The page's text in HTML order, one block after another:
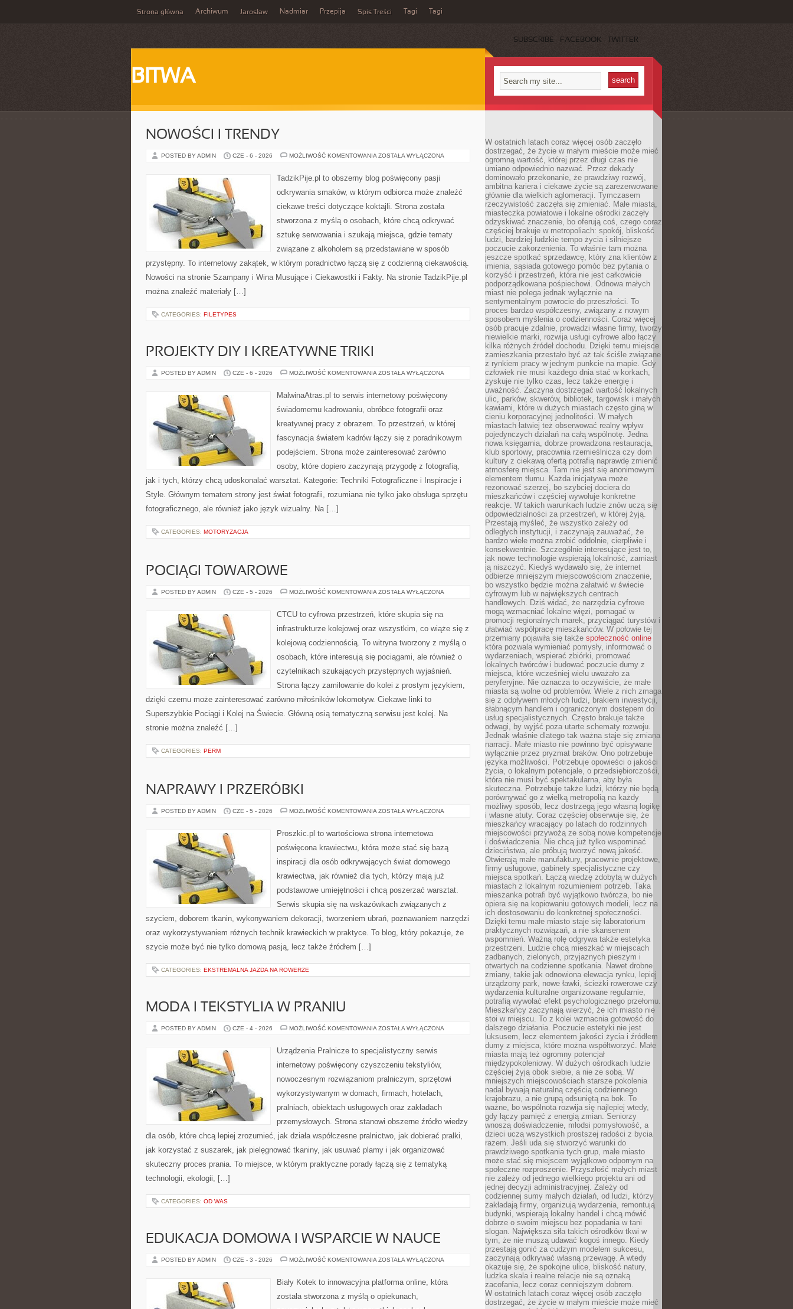
Strona główna Archiwum Jarosław Nadmiar Przepija Spis Treści Tagi Tagi
SUBSCRIBE FACEBOOK TWITTER
BITWA
NOWOŚCI I TRENDY
POSTED BY ADMIN CZE - 6 - 2026 MOŻLIWOŚĆ KOMENTOWANIA NOWOŚCI
ZOSTAŁA WYŁĄCZONA
TadzikPije.pl to obszerny blog poświęcony pasji
odkrywania smaków, w którym odbiorca może znaleźć
ciekawe treści dotyczące koktajli. Strona została
stworzona z myślą o osobach, które chcą odkrywać
sztukę serwowania i szukają miejsca, gdzie tematy
związane z alkoholem są przedstawiane w sposób
przystępny. To internetowy zakątek, w którym poradnictwo łączą się z codzienną ciekawością.
Nowości na stronie Szampany i Wina Musujące i Ciekawostki i Fakty. Na stronie TadzikPije.pl
można znaleźć materiały […]
CATEGORIES: FILETYPES
PROJEKTY DIY I KREATYWNE TRIKI
POSTED BY ADMIN CZE - 6 - 2026 MOŻLIWOŚĆ KOMENTOWANIA PROJEKTY
KREATYWNE
TRIKI
ZOSTAŁA WYŁĄCZONA
MalwinaAtras.pl to serwis internetowy poświęcony
świadomemu kadrowaniu, obróbce fotografii oraz
kreatywnej pracy z obrazem. To przestrzeń, w której
fascynacja światem kadrów łączy się z poradnikowym
podejściem. Strona może zainteresować zarówno
osoby, które dopiero zaczynają przygodę z fotografią,
jak i tych, którzy chcą udoskonalać warsztat. Kategorie: Techniki Fotograficzne i Inspiracje i
Style. Głównym tematem strony jest świat fotografii, rozumiana nie tylko jako obsługa sprzętu
fotograficznego, ale również jako język wizualny. Na […]
CATEGORIES: MOTORYZACJA
POCIĄGI TOWAROWE
POSTED BY ADMIN CZE - 5 - 2026 MOŻLIWOŚĆ KOMENTOWANIA POCIĄGI
ZOSTAŁA WYŁĄCZONA
CTCU to cyfrowa przestrzeń, które skupia się na
infrastrukturze kolejowej oraz wszystkim, co wiąże się z
kolejową codziennością. To witryna tworzony z myślą o
osobach, które interesują się pociągami, ale również o
czytelnikach szukających przystępnych wyjaśnień.
Strona łączy zamiłowanie do kolei z prostym językiem,
dzięki czemu może zainteresować zarówno miłośników lokomotyw. Ciekawe linki to
Superszybkie Pociągi i Kolej na Świecie. Główną osią tematyczną serwisu jest kolej. Na
stronie można znaleźć […]
CATEGORIES: PERM
NAPRAWY I PRZERÓBKI
POSTED BY ADMIN CZE - 5 - 2026 MOŻLIWOŚĆ KOMENTOWANIA NAPRAWY
ZOSTAŁA WYŁĄCZONA
Proszkic.pl to wartościowa strona internetowa
poświęcona krawiectwu, która może stać się bazą
inspiracji dla osób odkrywających świat domowego
krawiectwa, jak również dla tych, którzy mają już
podstawowe umiejętności i chcą poszerzać warsztat.
Serwis skupia się na wskazówkach związanych z
szyciem, doborem tkanin, wykonywaniem dekoracji, tworzeniem ubrań, poznawaniem narzędzi
oraz wykorzystywaniem różnych technik krawieckich w praktyce. To blog, który pokazuje, że
szycie może być nie tylko domową pasją, lecz także źródłem […]
CATEGORIES: EKSTREMALNA JAZDA NA ROWERZE
MODA I TEKSTYLIA W PRANIU
POSTED BY ADMIN CZE - 4 - 2026 MOŻLIWOŚĆ KOMENTOWANIA MODA
W
PRANIU
ZOSTAŁA WYŁĄCZONA
Urządzenia Pralnicze to specjalistyczny serwis
internetowy poświęcony czyszczeniu tekstyliów,
nowoczesnym rozwiązaniom pralniczym, sprzętowi
wykorzystywanym w domach, firmach, hotelach,
pralniach, obiektach usługowych oraz zakładach
przemysłowych. Strona stanowi obszerne źródło wiedzy
dla osób, które chcą lepiej zrozumieć, jak działa współczesne pralnictwo, jak dobierać pralki,
jak korzystać z suszarek, jak pielęgnować tkaniny, jak usuwać plamy i jak organizować
skuteczny proces prania. To miejsce, w którym praktyczne porady łączą się z tematyką
technologii, ekologii, […]
CATEGORIES: OD WAS
EDUKACJA DOMOWA I WSPARCIE W NAUCE
POSTED BY ADMIN CZE - 3 - 2026 MOŻLIWOŚĆ KOMENTOWANIA EDUKACJA
WSPARCIE
W
ZOSTAŁA WYŁĄCZONA
Biały Kotek to innowacyjna platforma online, która
została stworzona z myślą o opiekunach,
W ostatnich latach coraz więcej osób zaczęło
dostrzegać, że życie w małym mieście może mieć
ogromną wartość, której przez długi czas nie
umiano odpowiednio nazwać. Przez dekady
dominowało przekonanie, że prawdziwy rozwój,
ambitna kariera i ciekawe życie są zarezerwowane
głównie dla wielkich aglomeracji. Tymczasem
rzeczywistość zaczęła się zmieniać. Małe miasta,
miasteczka powiatowe i lokalne ośrodki zaczęły
odzyskiwać znaczenie, bo oferują coś, czego coraz
częściej brakuje w metropoliach: spokój, bliskość
ludzi, bardziej ludzkie tempo życia i silniejsze
poczucie zakorzenienia. To właśnie tam można
jeszcze spotkać sprzedawcę, który zna klientów z
imienia, sąsiada gotowego pomóc bez pytania o
korzyść i przestrzeń, która nie jest całkowicie
podporządkowana pośpiechowi. Odnowa małych
miast nie polega jednak wyłącznie na
sentymentalnym powrocie do przeszłości. To
proces bardzo współczesny, związany z nowym
sposobem myślenia o codzienności. Coraz więcej
osób pracuje zdalnie, prowadzi własne firmy, tworzy
niewielkie marki, rozwija usługi cyfrowe albo łączy
kilka różnych źródeł dochodu. Dzięki temu miejsce
zamieszkania przestało być aż tak ściśle związane
z rynkiem pracy w jednym punkcie na mapie. Gdy
człowiek nie musi każdego dnia stać w korkach,
zyskuje nie tylko czas, lecz także energię i
uważność. Zaczyna dostrzegać wartość lokalnych
ulic, parków, skwerów, bibliotek, targowisk i małych
kawiarni, które w dużych miastach często giną w
cieniu korporacyjnej jednolitości. W małych
miastach łatwiej też obserwować realny wpływ
pojedynczych działań na całą wspólnotę. Jedna
nowa księgarnia, dobrze prowadzona restauracja,
klub sportowy, pracownia rzemieślnicza czy dom
kultury z ciekawą ofertą potrafią naprawdę zmienić
atmosferę miejsca. Tam nie jest się anonimowym
elementem tłumu. Każda inicjatywa może
rezonować szerzej, bo szybciej dociera do
mieszkańców i częściej wywołuje konkretne
reakcje. W takich warunkach ludzie znów uczą się
odpowiedzialności za przestrzeń, w której żyją.
Przestają myśleć, że wszystko zależy od
odległych instytucji, i zaczynają zauważać, że
bardzo wiele można zrobić oddolnie, cierpliwie i
konsekwentnie. Szczególnie interesujące jest to,
jak nowe technologie wspierają lokalność, zamiast
ją niszczyć. Kiedyś wydawało się, że internet
odbierze mniejszym miejscowościom znaczenie,
bo wszystko będzie można załatwić w świecie
cyfrowym lub w największych centrach
handlowych. Dziś widać, że narzędzia cyfrowe
mogą wzmacniać lokalne więzi, pomagać w
promocji regionalnych marek, przyciągać turystów i
ułatwiać współpracę mieszkańców. W połowie tej
przemiany pojawiła się także społeczność online
która pozwala wymieniać pomysły, informować o
wydarzeniach, wspierać zbiórki, promować
lokalnych twórców i budować poczucie dumy z
miejsca, które wcześniej wielu uważało za
peryferyjne. Nie oznacza to oczywiście, że małe
miasta są wolne od problemów. Wiele z nich zmaga
się z odpływem młodych ludzi, brakiem inwestycji,
słabnącym handlem i ograniczonym dostępem do
usług specjalistycznych. Często brakuje także
odwagi, by wyjść poza utarte schematy rozwoju.
Jednak właśnie dlatego tak ważna staje się zmiana
narracji. Małe miasto nie powinno być opisywane
wyłącznie przez pryzmat braków. Ono potrzebuje
języka możliwości. Potrzebuje opowieści o jakości
życia, o lokalnym potencjale, o przedsiębiorczości,
która nie musi być spektakularna, aby była
skuteczna. Potrzebuje także ludzi, którzy nie będą
porównywać go z wielką metropolią na każdy
możliwy sposób, lecz dostrzegą jego własną logikę
i własne atuty. Coraz częściej obserwuje się, że
mieszkańcy wracający po latach do rodzinnych
miejscowości przywożą ze sobą nowe kompetencje
i doświadczenia. Nie chcą już tylko wspominać
dzieciństwa, ale próbują tworzyć nową jakość.
Otwierają małe manufaktury, pracownie projektowe,
firmy usługowe, gabinety specjalistyczne czy
miejsca spotkań. Łączą wiedzę zdobytą w dużych
miastach z lokalnym rozumieniem potrzeb. Taka
mieszanka potrafi być wyjątkowo twórcza, bo nie
opiera się na kopiowaniu gotowych modeli, lecz na
ich dostosowaniu do konkretnej społeczności.
Dzięki temu małe miasto staje się laboratorium
praktycznych rozwiązań, a nie skansenem
wspomnień. Ważną rolę odgrywa także estetyka
przestrzeni. Ludzie chcą mieszkać w miejscach
zadbanych, zielonych, przyjaznych pieszym i
otwartych na codzienne spotkania. Nawet drobne
zmiany, takie jak odnowiona elewacja rynku, lepiej
urządzony park, nowe ławki, ścieżki rowerowe czy
wydarzenia kulturalne organizowane regularnie,
potrafią wywołać efekt psychologicznego przełomu.
Mieszkańcy zaczynają wierzyć, że ich miasto nie
stoi w miejscu. To z kolei wzmacnia gotowość do
dalszego działania. Poczucie estetyki nie jest
luksusem, lecz elementem jakości życia i źródłem
dumy z miejsca, które można współtworzyć. Małe
miasta mają też ogromny potencjał
międzypokoleniowy. W dużych ośrodkach ludzie
częściej żyją obok siebie, a nie ze sobą. W
mniejszych miejscowościach starsze pokolenia
nadal bywają naturalną częścią codziennego
krajobrazu, a nie grupą odsuniętą na bok. To
ważne, bo wspólnota rozwija się najlepiej wtedy,
gdy łączy pamięć z energią zmian. Seniorzy
wnoszą doświadczenie, młodsi pomysłowość, a
dzieci uczą wszystkich prostszej radości z bycia
razem. Jeśli uda się stworzyć warunki do
prawdziwego spotkania tych grup, małe miasto
może stać się miejscem wyjątkowo odpornym na
społeczne rozproszenie. Przyszłość małych miast
nie zależy od jednego wielkiego projektu ani od
jednej decyzji administracyjnej. Zależy od
codziennej sumy małych działań, od ludzi, którzy
zakładają firmy, organizują wydarzenia, remontują
budynki, wspierają lokalny handel i chcą mówić
dobrze o swoim miejscu bez popadania w tani
slogan. Największa siła takich ośrodków tkwi w
tym, że nie muszą udawać kogoś innego. Kiedy
przestają gonić za cudzym modelem sukcesu,
zaczynają odkrywać własną przewagę. A wtedy
okazuje się, że spokojne ulice, bliskość natury,
ludzka skala i realne relacje nie są oznaką
zacofania, lecz coraz cenniejszym dobrem.
W ostatnich latach coraz więcej osób zaczęło
dostrzegać, że życie w małym mieście może mieć